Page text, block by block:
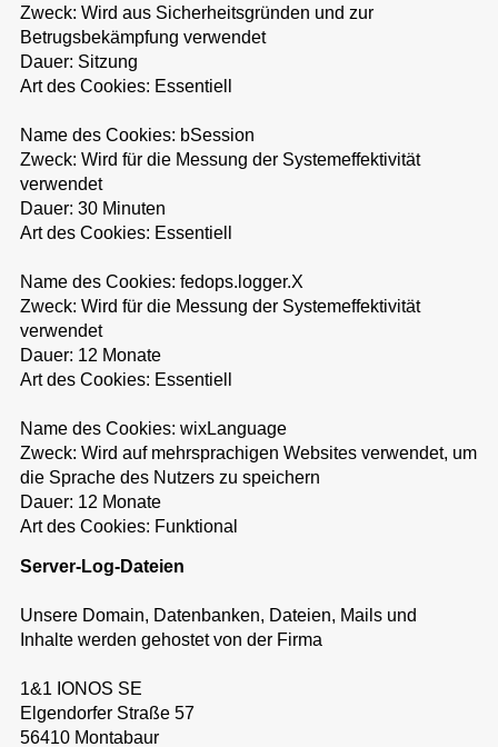
Zweck: Wird aus Sicherheitsgründen und zur
Betrugsbekämpfung verwendet
Dauer: Sitzung
Art des Cookies: Essentiell
Name des Cookies: bSession
Zweck: Wird für die Messung der Systemeffektivität
verwendet
Dauer: 30 Minuten
Art des Cookies: Essentiell
Name des Cookies: fedops.logger.X
Zweck: Wird für die Messung der Systemeffektivität
verwendet
Dauer: 12 Monate
Art des Cookies: Essentiell
Name des Cookies: wixLanguage
Zweck: Wird auf mehrsprachigen Websites verwendet, um
die Sprache des Nutzers zu speichern
Dauer: 12 Monate
Art des Cookies: Funktional
Server-Log-Dateien
Unsere Domain, Datenbanken, Dateien, Mails und
Inhalte werden gehostet von der Firma
1&1 IONOS SE
Elgendorfer Straße 57
56410 Montabaur